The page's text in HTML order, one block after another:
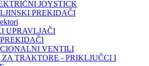
JOYSTICK
PREKIDAČI
UPRAVLJAČI
VENTILI
TRAKTORE - PRIKLJUČCI I